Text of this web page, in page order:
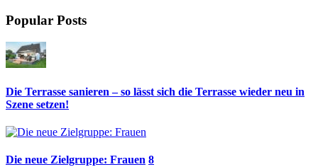
Popular Posts
Die Terrasse sanieren – so lässt sich die Terrasse wieder neu in
Szene setzen!
Die neue Zielgruppe: Frauen 8